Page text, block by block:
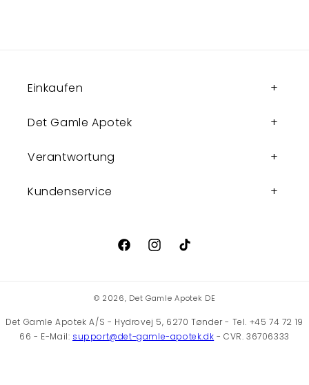
Einkaufen
Det Gamle Apotek
Verantwortung
Kundenservice
FacebookInstagram
TikTok
© 2026, Det Gamle Apotek DE
Det Gamle Apotek A/S - Hydrovej 5, 6270 Tønder - Tel. +45 74 72 19
66 - E-Mail: support@det-gamle-apotek.dk - CVR. 36706333